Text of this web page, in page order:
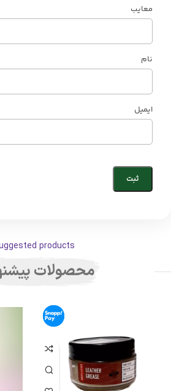
معایب
نام
ایمیل
products
محصولات